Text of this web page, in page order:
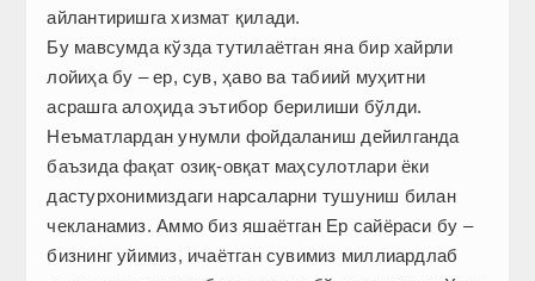
айлантиришга хизмат қилади.
Бу мавсумда кўзда тутилаётган яна бир хайрли
лойиҳа бу – ер, сув, ҳаво ва табиий муҳитни
асрашга алоҳида эътибор берилиши бўлди.
Неъматлардан унумли фойдаланиш дейилганда
баъзида фақат озиқ-овқат маҳсулотлари ёки
дастурхонимиздаги нарсаларни тушуниш билан
чекланамиз. Аммо биз яшаётган Ер сайёраси бу –
бизнинг уйимиз, ичаётган сувимиз миллиардлаб